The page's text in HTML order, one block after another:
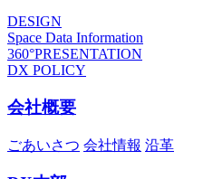
DESIGN
Space Data Information
360°PRESENTATION
DX POLICY
会社概要
ごあいさつ 会社情報 沿革